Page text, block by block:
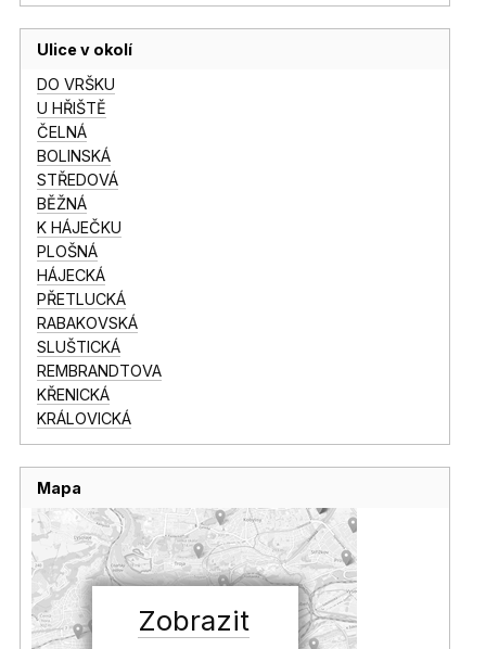
Ulice v okolí
DO VRŠKU
U HŘIŠTĚ
ČELNÁ
BOLINSKÁ
STŘEDOVÁ
BĚŽNÁ
K HÁJEČKU
PLOŠNÁ
HÁJECKÁ
PŘETLUCKÁ
RABAKOVSKÁ
SLUŠTICKÁ
REMBRANDTOVA
KŘENICKÁ
KRÁLOVICKÁ
Mapa
Zobrazit